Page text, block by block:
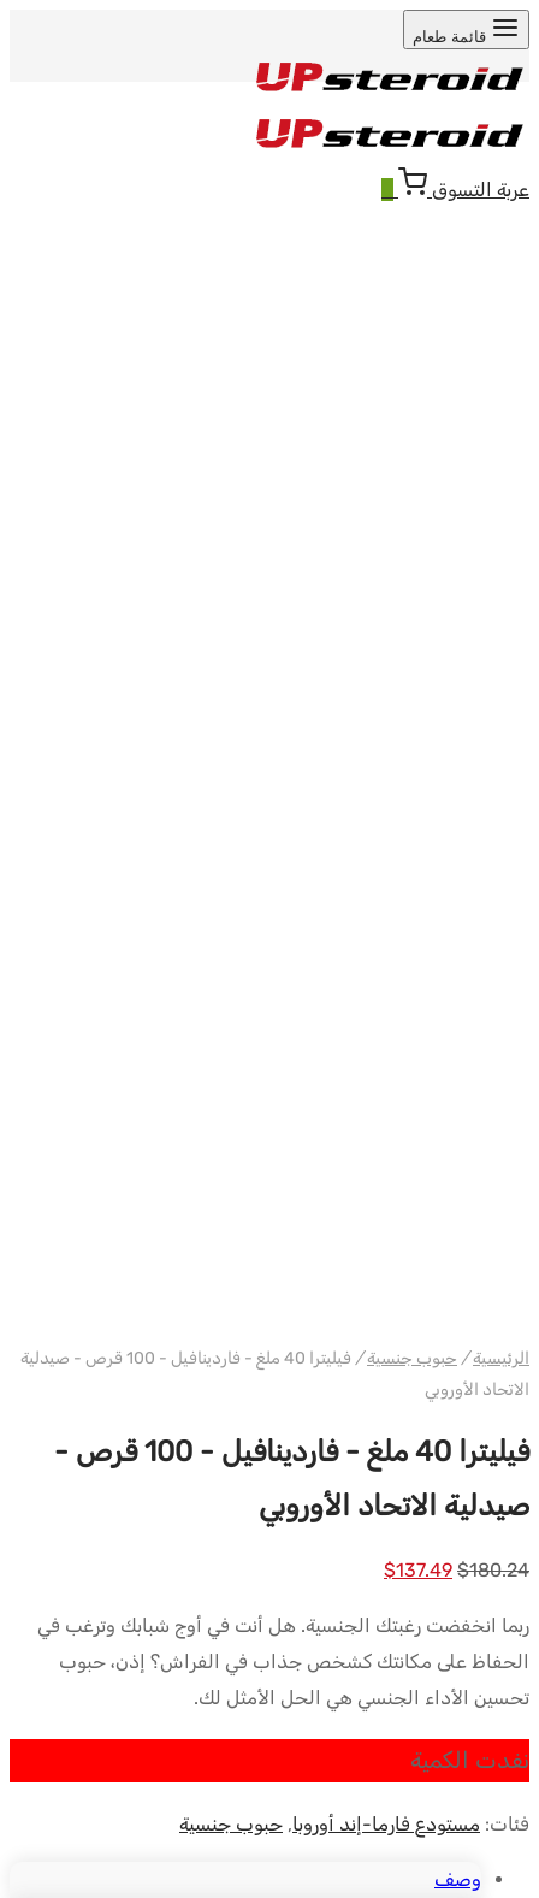
قائمة طعام
عربة التسوق
الرئيسية / حبوب جنسية /
فيليترا 40 ملغ - فاردينافيل - 100 قرص - صيدلية
الاتحاد الأوروبي
فيليترا 40 ملغ - فاردينافيل - 100 قرص -
صيدلية الاتحاد الأوروبي
$180.24
السعر
$180.24.
$137.49 السعر
ربما انخفضت رغبتك الجنسية. هل أنت في أوج شبابك وترغب في
الحفاظ على مكانتك كشخص جذاب في الفراش؟ إذن، حبوب
تحسين الأداء الجنسي هي الحل الأمثل لك.
نفدت الكمية
فئات: مستودع فارما-إند أوروبا, حبوب جنسية
وصف